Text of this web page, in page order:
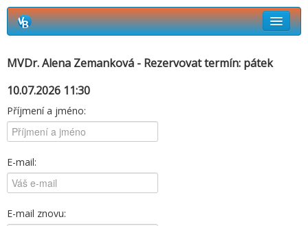
MVDr. Alena Zemanková - Rezervovat termín: pátek
10.07.2026 11:30
Příjmení a jméno:
E-mail:
E-mail znovu: